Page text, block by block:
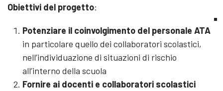
Obiettivi del progetto:
Potenziare il coinvolgimento del personale ATA
in particolare quello dei collaboratori scolastici,
nell’individuazione di situazioni di rischio
all’interno della scuola
Fornire ai docenti e collaboratori scolastici